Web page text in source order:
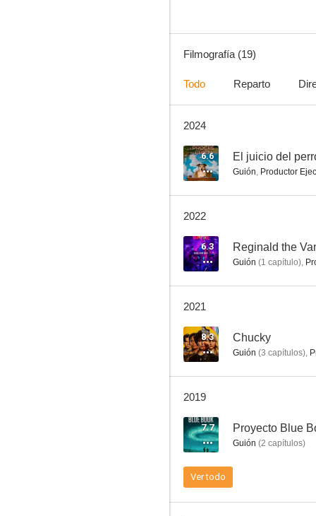
8.0
Filmografía (19)
Todo Reparto
2024
6.6 El juicio del
Guión, Productor
2022
6.3 Reginald the
Guión (1 capítulo),
2021
8.3 Chucky
Guión (3 capítulos),
2019
7.7 Proyecto Blue
Guión (2 capítulos)
Ver todo